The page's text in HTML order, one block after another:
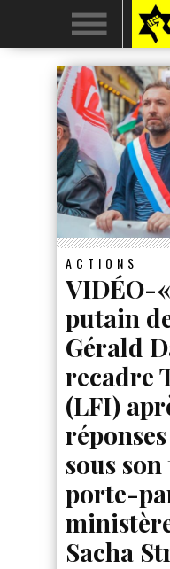
ACTIONS
VIDÉO-
putain
Gérald
recadre
(LFI)
sous
porte-
Sacha